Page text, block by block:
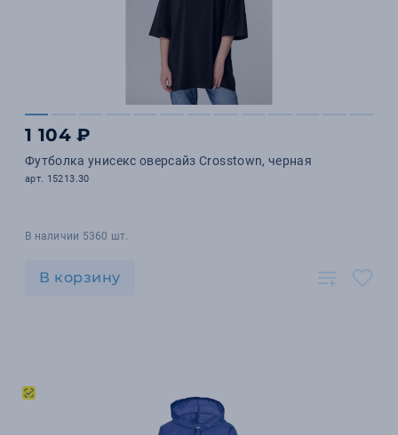
1 104 ₽
Футболка унисекс оверсайз Crosstown, черная
арт. 15213.30
В наличии 5360 шт.
В корзину